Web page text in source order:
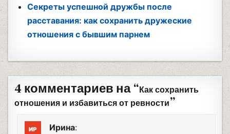
Секреты успешной дружбы после
расставания: как сохранить дружеские
отношения с бывшим парнем
4 комментариев на “Как сохранить
отношения и избавиться от ревности”
Ирина: